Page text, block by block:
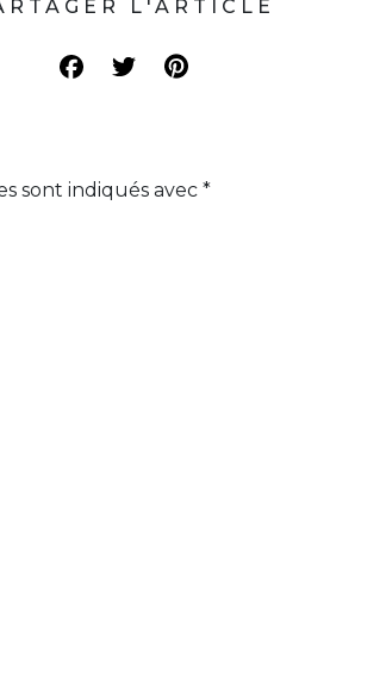
L'ARTICLE
sont indiqués avec *